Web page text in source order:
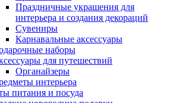
Праздничные украшения для
интерьера и создания декораций
Сувениры
Карнавальные аксессуары
наборы
для путешествий
Органайзеры
интерьера
питания и посуда